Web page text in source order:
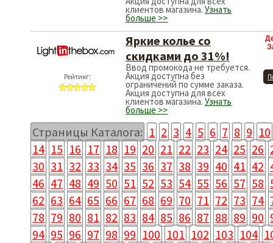
Акция доступна для всех
клиентов магазина. Узнать
больше >>
Рейтинг:
Яркие колье со
скидками до 31%!
Ввод промокода не требуется.
Акция доступна без
ограничений по сумме заказа.
Акция доступна для всех
клиентов магазина. Узнать
больше >>
Страницы Каталога: 1 2 3 4 5 6 7 8 9 10
14 15 16 17 18 19 20 21 22 23 24 25 26
30 31 32 33 34 35 36 37 38 39 40 41 42
46 47 48 49 50 51 52 53 54 55 56 57 58
62 63 64 65 66 67 68 69 70 71 72 73 74
78 79 80 81 82 83 84 85 86 87 88 89 90
94 95 96 97 98 99 100 101 102 103 104